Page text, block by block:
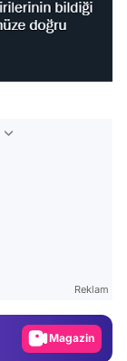
Reklam
Magazin